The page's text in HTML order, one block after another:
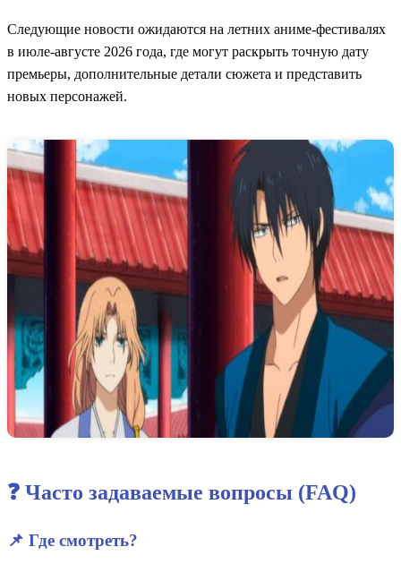
Следующие новости ожидаются на летних аниме-фестивалях
в июле-августе 2026 года, где могут раскрыть точную дату
премьеры, дополнительные детали сюжета и представить
новых персонажей.
❓ Часто задаваемые вопросы (FAQ)
📌 Где смотреть?